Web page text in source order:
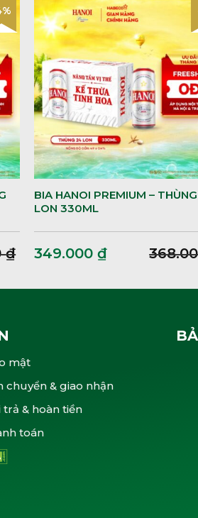
₫
BIA HANOI PREMIUM –
LON 330ML
349.000 ₫
mật
chuyển & giao nhận
& hoàn tiền
toán